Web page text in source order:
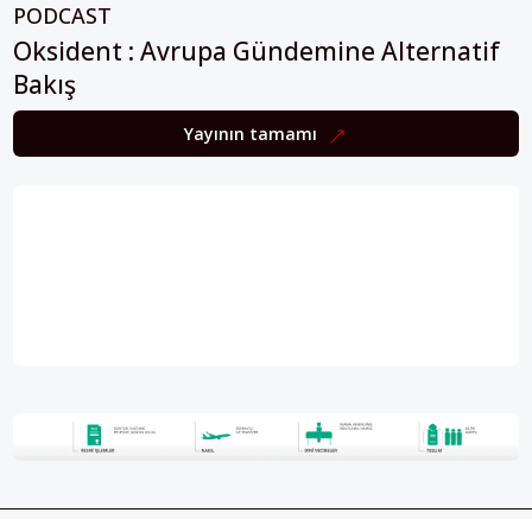
PODCAST
Oksident : Avrupa Gündemine Alternatif
Bakış
Yayının tamamı